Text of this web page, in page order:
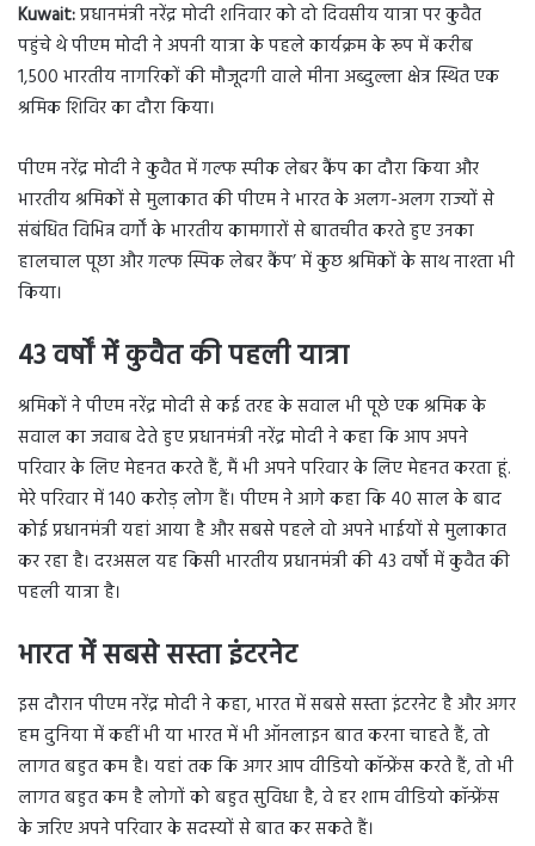
Kuwait:प्रधानमंत्री नरेंद्र मोदी शनिवार को दो दिवसीय यात्रा पर कुवैत
पहुंचे थे पीएम मोदी ने अपनी यात्रा के पहले कार्यक्रम के रूप में करीब
1,500 भारतीय नागरिकों की मौजूदगी वाले मीना अब्दुल्ला क्षेत्र स्थित एक
श्रमिक शिविर का दौरा किया।
पीएम नरेंद्र मोदी ने कुवैत में गल्फ स्पीक लेबर कैंप का दौरा किया और
भारतीय श्रमिकों से मुलाकात की पीएम ने भारत के अलग-अलग राज्यों से
संबंधित विभिन्न वर्गों के भारतीय कामगारों से बातचीत करते हुए उनका
हालचाल पूछा और गल्फ स्पिक लेबर कैंप’ में कुछ श्रमिकों के साथ नाश्ता भी
किया।
43 वर्षों में कुवैत की पहली यात्रा
श्रमिकों ने पीएम नरेंद्र मोदी से कई तरह के सवाल भी पूछे एक श्रमिक के
सवाल का जवाब देते हुए प्रधानमंत्री नरेंद्र मोदी ने कहा कि आप अपने
परिवार के लिए मेहनत करते हैं, मैं भी अपने परिवार के लिए मेहनत करता हूं.
मेरे परिवार में 140 करोड़ लोग हैं। पीएम ने आगे कहा कि 40 साल के बाद
कोई प्रधानमंत्री यहां आया है और सबसे पहले वो अपने भाईयों से मुलाकात
कर रहा है। दरअसल यह किसी भारतीय प्रधानमंत्री की 43 वर्षों में कुवैत की
पहली यात्रा है।
भारत में सबसे सस्ता इंटरनेट
इस दौरान पीएम नरेंद्र मोदी ने कहा, भारत में सबसे सस्ता इंटरनेट है और अगर
हम दुनिया में कहीं भी या भारत में भी ऑनलाइन बात करना चाहते हैं, तो
लागत बहुत कम है। यहां तक ​​कि अगर आप वीडियो कॉन्फ्रेंस करते हैं, तो भी
लागत बहुत कम है लोगों को बहुत सुविधा है, वे हर शाम वीडियो कॉन्फ्रेंस
के जरिए अपने परिवार के सदस्यों से बात कर सकते हैं।